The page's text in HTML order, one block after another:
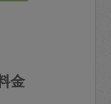
金